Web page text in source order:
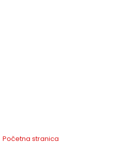
Početna stranica